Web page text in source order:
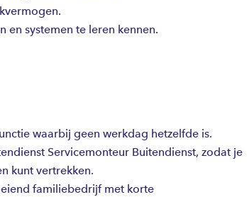
en systemen te leren kennen.
waarbij geen werkdag hetzelfde is.
Servicemonteur Buitendienst, zodat je
kunt vertrekken.
familiebedrijf met korte